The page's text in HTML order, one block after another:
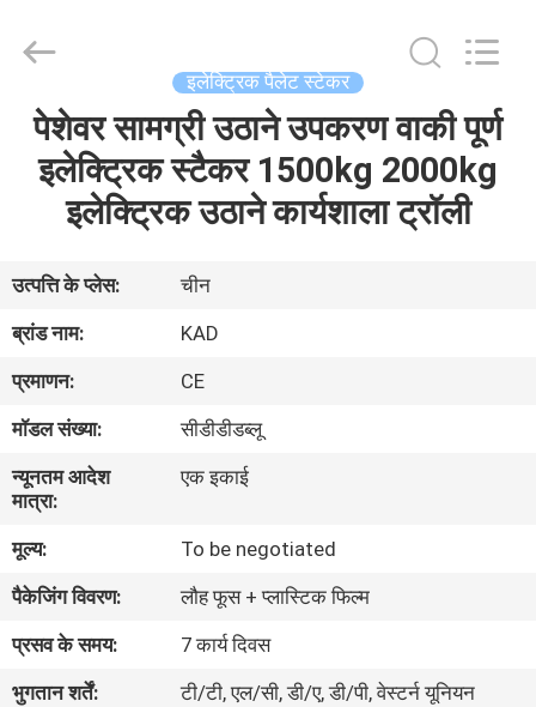
घर
उत्पादों
वीडियो
बारे
में
कारखाना
भ्रमण
गुणवत्ता
नियंत्रण
Machinery
Co.,Ltd.
Reserved.
इलेक्ट्रिक पैलेट स्टेकर
पेशेवर सामग्री उठाने उपकरण वाकी पूर्ण
इलेक्ट्रिक स्टैकर 1500kg 2000kg
इलेक्ट्रिक उठाने कार्यशाला ट्रॉली
उत्पत्ति के प्लेस:
चीन
ब्रांड नाम:
KAD
प्रमाणन:
CE
मॉडल संख्या:
सीडीडीडब्लू
न्यूनतम आदेश
मात्रा:
एक इकाई
मूल्य:
To be negotiated
पैकेजिंग विवरण:
लौह फूस + प्लास्टिक फिल्म
प्रसव के समय:
7 कार्य दिवस
भुगतान शर्तें:
टी/टी, एल/सी, डी/ए, डी/पी, वेस्टर्न यूनियन